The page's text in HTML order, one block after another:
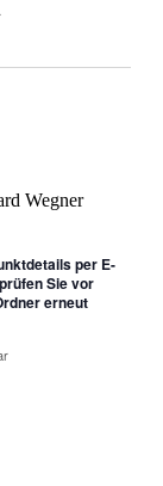
Wegner
per E-
Sie vor
erneut